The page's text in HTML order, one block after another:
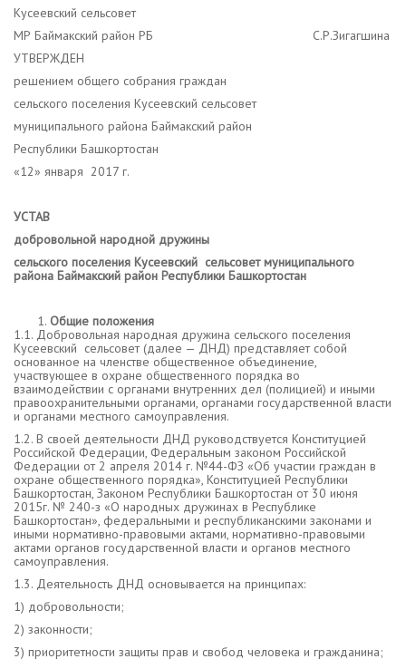
Кусеевский сельсовет
МР Баймакский район РБ С.Р.Зигагшина
УТВЕРЖДЕН
решением общего собрания граждан
сельского поселения Кусеевский сельсовет
муниципального района Баймакский район
Республики Башкортостан
«12» января 2017 г.
УСТАВ
добровольной народной дружины
сельского поселения Кусеевский сельсовет муниципального
района Баймакский район Республики Башкортостан
Общие положения
1.1. Добровольная народная дружина сельского поселения
Кусеевский сельсовет (далее — ДНД) представляет собой
основанное на членстве общественное объединение,
участвующее в охране общественного порядка во
взаимодействии с органами внутренних дел (полицией) и иными
правоохранительными органами, органами государственной власти
и органами местного самоуправления.
1.2. В своей деятельности ДНД руководствуется Конституцией
Российской Федерации, Федеральным законом Российской
Федерации от 2 апреля 2014 г. №44-ФЗ «Об участии граждан в
охране общественного порядка», Конституцией Республики
Башкортостан, Законом Республики Башкортостан от 30 июня
2015г. № 240-з «О народных дружинах в Республике
Башкортостан», федеральными и республиканскими законами и
иными нормативно-правовыми актами, нормативно-правовыми
актами органов государственной власти и органов местного
самоуправления.
1.3. Деятельность ДНД основывается на принципах:
1) добровольности;
2) законности;
3) приоритетности защиты прав и свобод человека и гражданина;